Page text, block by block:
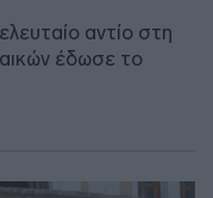
αντίο στη
έδωσε το